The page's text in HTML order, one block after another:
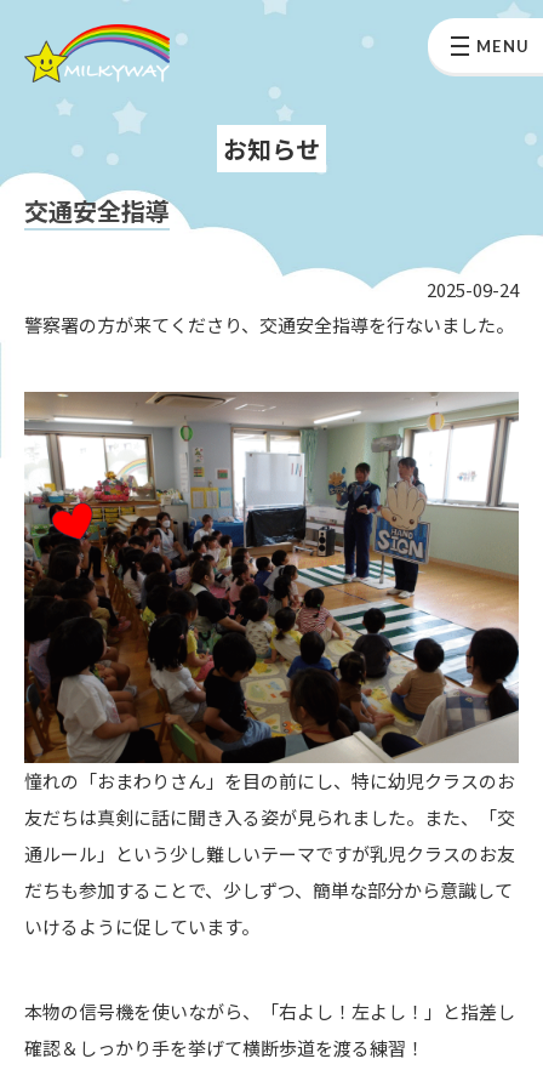
MENU
お知らせ
交通安全指導
2025-09-24
警察署の方が来てくださり、交通安全指導を行ないました。
憧れの「おまわりさん」を目の前にし、特に幼児クラスのお
友だちは真剣に話に聞き入る姿が見られました。また、「交
通ルール」という少し難しいテーマですが乳児クラスのお友
だちも参加することで、少しずつ、簡単な部分から意識して
いけるように促しています。
本物の信号機を使いながら、「右よし！左よし！」と指差し
確認＆しっかり手を挙げて横断歩道を渡る練習！